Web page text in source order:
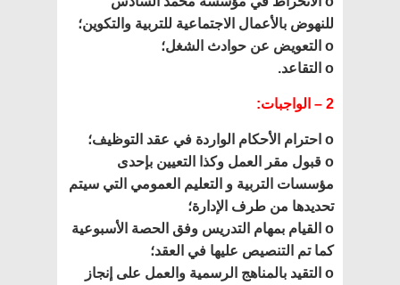
للنهوض بالأعمال الاجتماعية للتربية والتكوين؛
o التعويض عن حوادث الشغل؛
o التقاعد.
2 – الواجبات:
o احترام الأحكام الواردة في عقد التوظيف؛
o قبول مقر العمل وكذا التعيين بإحدى
مؤسسات التربية و التعليم العمومي التي سيتم
تحديدها من طرف الإدارة؛
o القيام بمهام التدريس وفق الحصة الأسبوعية
كما تم التنصيص عليها في العقد؛
o التقيد بالمناهج الرسمية والعمل على إنجاز